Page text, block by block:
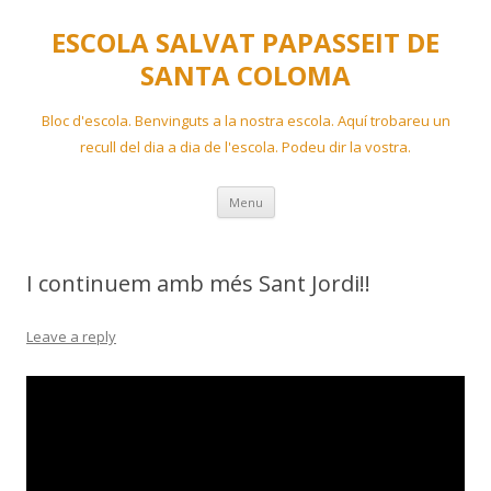
ESCOLA SALVAT PAPASSEIT DE
SANTA COLOMA
Bloc d'escola. Benvinguts a la nostra escola. Aquí trobareu un
recull del dia a dia de l'escola. Podeu dir la vostra.
Menu Skip
content
I continuem amb més Sant Jordi!!
Leave a reply